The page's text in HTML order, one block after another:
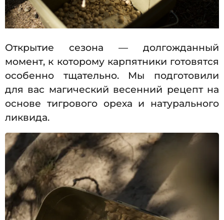
2
6
Открытие сезона — долгожданный
момент, к которому карпятники готовятся
особенно тщательно. Мы подготовили
для вас магический весенний рецепт на
основе тигрового ореха и натурального
ликвида.